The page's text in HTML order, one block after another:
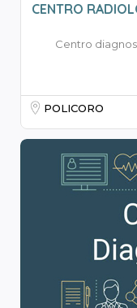
CENTRO
Centro
POLICORO